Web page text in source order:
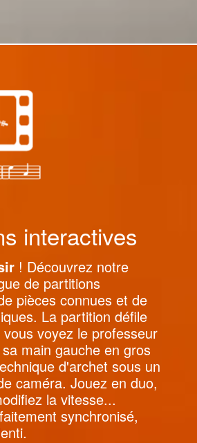
interactives
! Découvrez notre
de partitions
pièces connues et de
La partition défile
voyez le professeur
main gauche en gros
d'archet sous un
caméra. Jouez en duo,
la vitesse...
synchronisé,